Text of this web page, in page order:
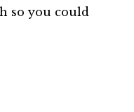
so you could